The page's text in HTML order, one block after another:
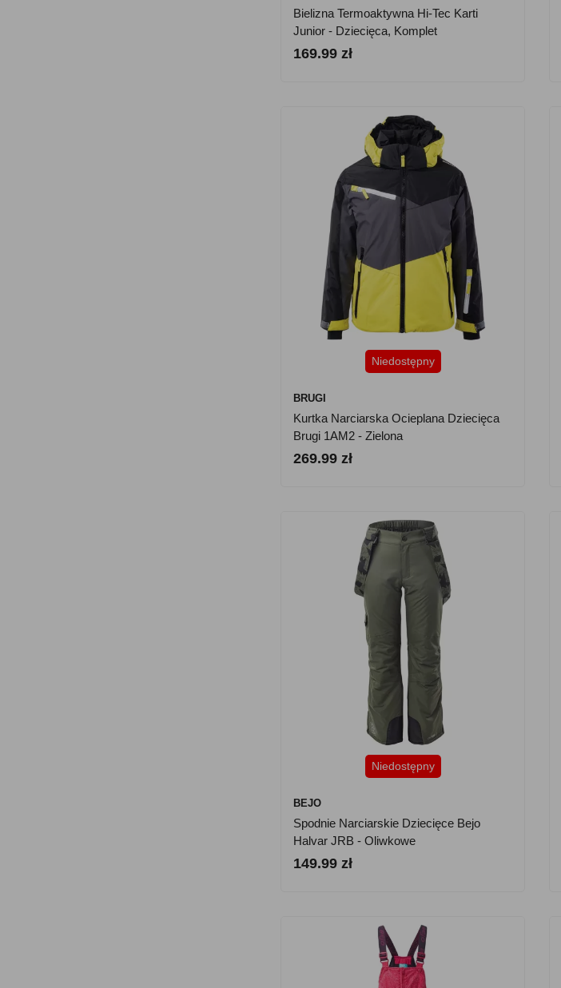
Bielizna Termoaktywna Hi-Tec Karti
Junior - Dziecięca, Komplet
169.99 zł
Niedostępny
BRUGI
Kurtka Narciarska Ocieplana Dziecięca
Brugi 1AM2 - Zielona
269.99 zł
Niedostępny
BEJO
Spodnie Narciarskie Dziecięce Bejo
Halvar JRB - Oliwkowe
149.99 zł